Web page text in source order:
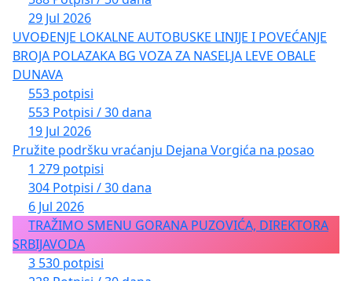
29 Jul 2026
UVOĐENJE LOKALNE AUTOBUSKE LINIJE I POVEĆANJE
BROJA POLAZAKA BG VOZA ZA NASELJA LEVE OBALE
DUNAVA
553 potpisi
553 Potpisi / 30 dana
19 Jul 2026
Pružite podršku vraćanju Dejana Vorgića na posao
1 279 potpisi
304 Potpisi / 30 dana
6 Jul 2026
TRAŽIMO SMENU GORANA PUZOVIĆA, DIREKTORA
SRBIJAVODA
3 530 potpisi